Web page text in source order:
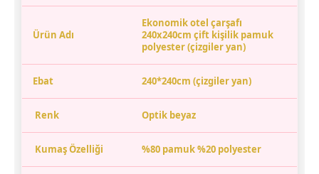
Ürün Adı
Ekonomik otel çarşafı
240x240cm çift kişilik pamuk
polyester(çizgiler yan)
Ebat 240*240cm (çizgiler yan)
Renk Optik beyaz
Kumaş Özelliği %80 pamuk %20 polyester